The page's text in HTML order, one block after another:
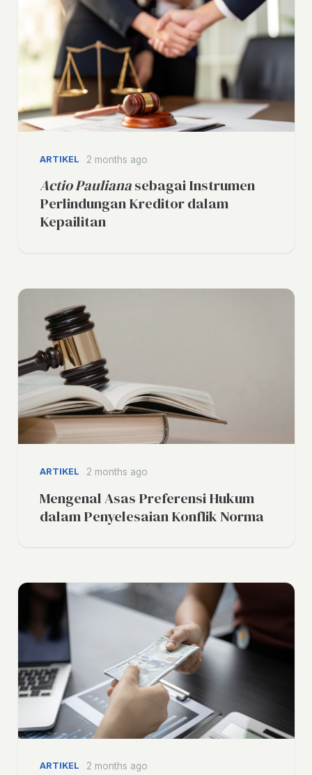
ARTIKEL 2 months ago
Actio Paulianasebagai Instrumen
Perlindungan Kreditor dalam
Kepailitan
ARTIKEL 2 months ago
Mengenal Asas Preferensi Hukum
dalam Penyelesaian Konflik Norma
ARTIKEL 2 months ago